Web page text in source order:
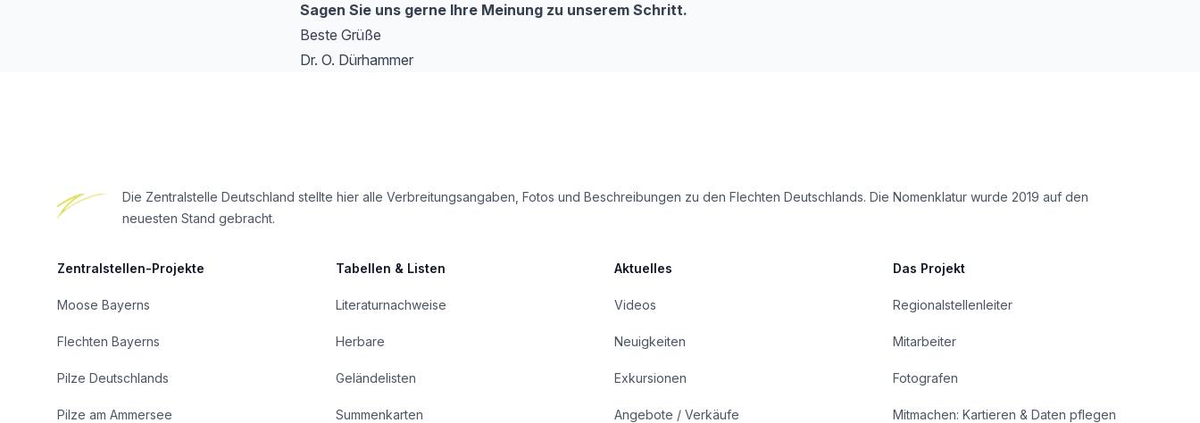
Sagen Sie uns gerne Ihre Meinung zu unserem Schritt.
Beste Grüße
Dr. O. Dürhammer
Die Zentralstelle Deutschland stellte hier alle Verbreitungsangaben, Fotos und Beschreibungen zu den Flechten Deutschlands. Die Nomenklatur wurde 2019 auf den
neuesten Stand gebracht.
Zentralstellen-Projekte
Moose Bayerns
Flechten Bayerns
Pilze Deutschlands
Pilze am Ammersee
Tabellen & Listen
Literaturnachweise
Herbare
Geländelisten
Summenkarten
Aktuelles
Videos
Neuigkeiten
Exkursionen
Angebote / Verkäufe
Das Projekt
Regionalstellenleiter
Mitarbeiter
Fotografen
Mitmachen: Kartieren & Daten pflegen